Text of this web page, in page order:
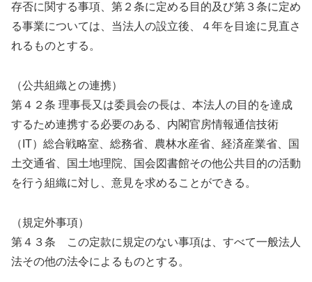
存否に関する事項、第２条に定める目的及び第３条に定め
る事業については、当法人の設立後、４年を目途に見直さ
れるものとする。
（公共組織との連携）
第４２条 理事長又は委員会の長は、本法人の目的を達成
するため連携する必要のある、内閣官房情報通信技術
（IT）総合戦略室、総務省、農林水産省、経済産業省、国
土交通省、国土地理院、国会図書館その他公共目的の活動
を行う組織に対し、意見を求めることができる。
（規定外事項）
第４３条 この定款に規定のない事項は、すべて一般法人
法その他の法令によるものとする。